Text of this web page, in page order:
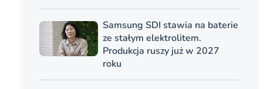
Samsung SDI stawia na baterie
ze stałym elektrolitem.
Produkcja ruszy już w 2027
roku